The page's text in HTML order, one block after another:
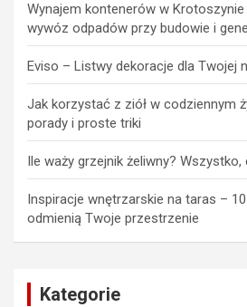
Wynajem kontenerów w
wywóz odpadów przy budowie i
Eviso – Listwy dekoracje dla Twojej
Jak korzystać z ziół w codziennym
porady i proste triki
Ile waży grzejnik żeliwny?
Inspiracje wnętrzarskie na taras –
odmienią Twoje przestrzenie
Kategorie